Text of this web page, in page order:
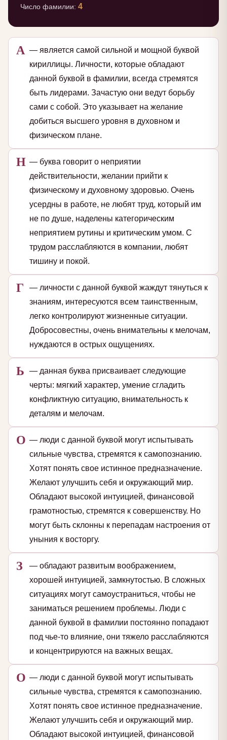
Число фамилии: 4
А — является самой сильной и мощной буквой
кириллицы. Личности, которые обладают
данной буквой в фамилии, всегда стремятся
быть лидерами. Зачастую они ведут борьбу
сами с собой. Это указывает на желание
добиться высшего уровня в духовном и
физическом плане.
Н — буква говорит о неприятии
действительности, желании прийти к
физическому и духовному здоровью. Очень
усердны в работе, не любят труд, который им
не по душе, наделены категорическим
неприятием рутины и критическим умом. С
трудом расслабляются в компании, любят
тишину и покой.
Г
— личности с данной буквой жаждут тянуться к
знаниям, интересуются всем таинственным,
легко контролируют жизненные ситуации.
Добросовестны, очень внимательны к мелочам,
нуждаются в острых ощущениях.
Ь
— данная буква присваивает следующие
черты: мягкий характер, умение сгладить
конфликтную ситуацию, внимательность к
деталям и мелочам.
О — люди с данной буквой могут испытывать
сильные чувства, стремятся к самопознанию.
Хотят понять свое истинное предназначение.
Желают улучшить себя и окружающий мир.
Обладают высокой интуицией, финансовой
грамотностью, стремятся к совершенству. Но
могут быть склонны к перепадам настроения от
уныния к восторгу.
З
— обладают развитым воображением,
хорошей интуицией, замкнутостью. В сложных
ситуациях могут самоустраниться, чтобы не
заниматься решением проблемы. Люди с
данной буквой в фамилии постоянно попадают
под чье-то влияние, они тяжело расслабляются
и концентрируются на важных вещах.
О — люди с данной буквой могут испытывать
сильные чувства, стремятся к самопознанию.
Хотят понять свое истинное предназначение.
Желают улучшить себя и окружающий мир.
Обладают высокой интуицией, финансовой